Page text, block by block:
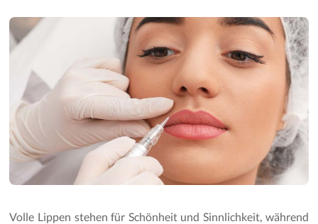
Lippen
Wimpern
Volle Lippen stehen für Schönheit und Sinnlichkeit, während